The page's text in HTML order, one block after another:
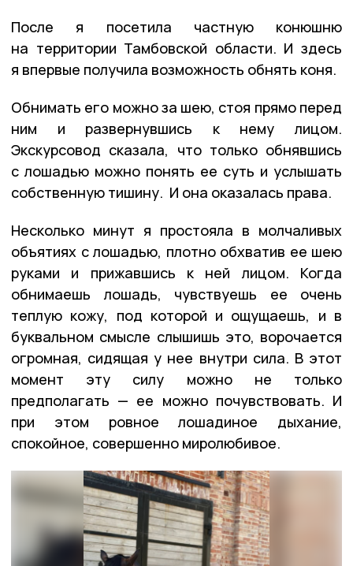
После я посетила частную конюшню
на территории Тамбовской области. И здесь
я впервые получила возможность обнять коня.
Обнимать его можно за шею, стоя прямо перед
ним и развернувшись к нему лицом.
Экскурсовод сказала, что только обнявшись
с лошадью можно понять ее суть и услышать
собственную тишину. И она оказалась права.
Несколько минут я простояла в молчаливых
объятиях с лошадью, плотно обхватив ее шею
руками и прижавшись к ней лицом. Когда
обнимаешь лошадь, чувствуешь ее очень
теплую кожу, под которой и ощущаешь, и в
буквальном смысле слышишь это, ворочается
огромная, сидящая у нее внутри сила. В этот
момент эту силу можно не только
предполагать — ее можно почувствовать. И
при этом ровное лошадиное дыхание,
спокойное, совершенно миролюбивое.